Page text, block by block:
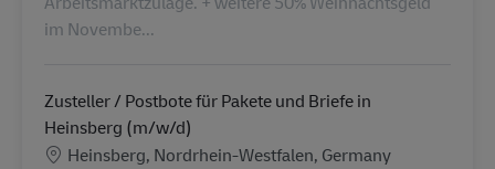
im Novembe...
Zusteller / Postbote für Pakete und Briefe in
Heinsberg (m/w/d)
Location
Heinsberg, Nordrhein-Westfalen, Germany